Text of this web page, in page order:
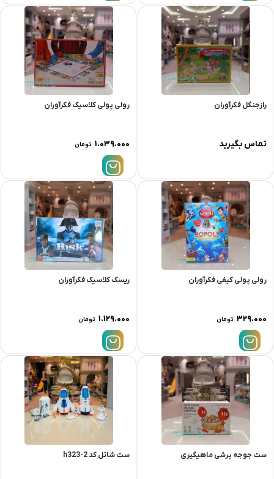
رازجنگل فکرآوران
تماس بگیرید
رولی پولی کلاسیک فکرآوران
۱.۰۳۹.۰۰۰ تومان
رولی پولی کیفی فکرآوران
۳۲۹.۰۰۰ تومان
ریسک کلاسیک فکرآوران
۱.۱۲۹.۰۰۰ تومان
ست جوجه پرشی ماهیگیری ست شاتل کد h323-2